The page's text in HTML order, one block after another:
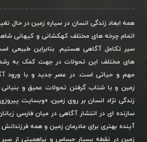
همه ابعاد زندگی انسان در سیاره زمین در حال
اتمام چرخه های مختلف کهکشانی و کیهانی
سیر تکامل آگاهی هستیم. بنابراین طبیعی
های مختلف این تحولات در جهت کمک به
مهم و حیاتی است. در عصر جدید و با ورود
زمین و با شتاب گرفتن تحولات عمیق و
زندگی نژاد انسان بر روی زمین، «وبسایت
سازنده ای در انتشار آگاهی در میان فارسی
آینده بهتری برای مادرمان زمین و همه
زمین در نقطه بسیار حساس و پراهمیتی از سیر